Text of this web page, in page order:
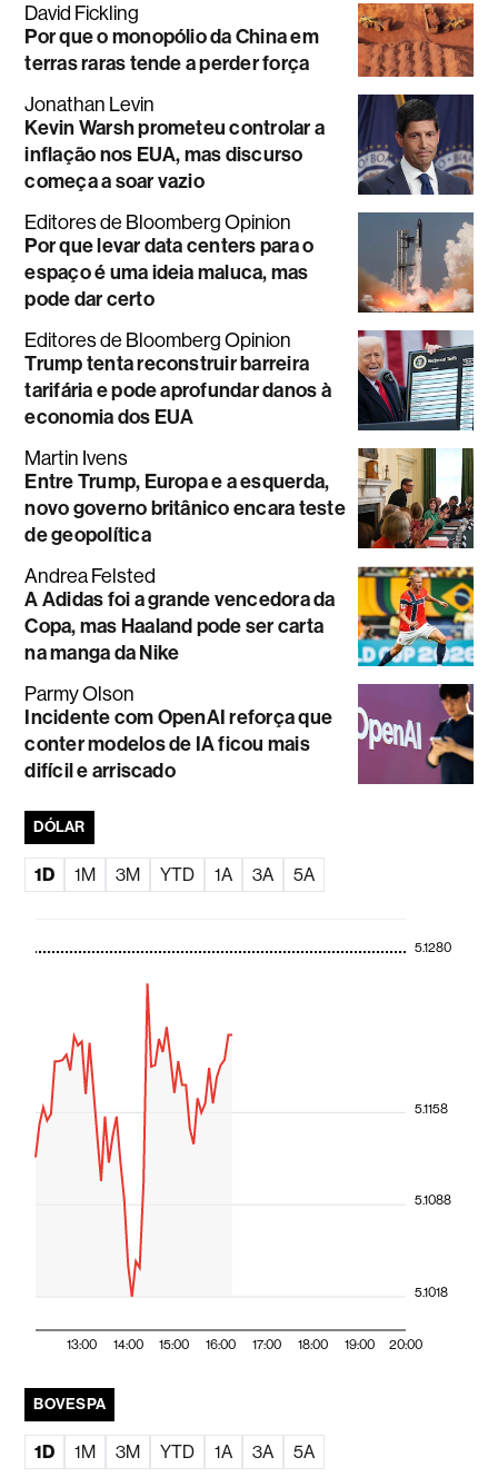
David Fickling
Por que o monopólio da China em
terras raras tende a perder força
Jonathan Levin
Kevin Warsh prometeu controlar a
inflação nos EUA, mas discurso
começa a soar vazio
Editores de Bloomberg Opinion
Por que levar data centers para o
espaço é uma ideia maluca, mas
pode dar certo
Editores de Bloomberg Opinion
Trump tenta reconstruir barreira
tarifária e pode aprofundar danos à
economia dos EUA
Martin Ivens
Entre Trump, Europa e a esquerda,
novo governo britânico encara teste
de geopolítica
Andrea Felsted
A Adidas foi a grande vencedora da
Copa, mas Haaland pode ser carta
na manga da Nike
Parmy Olson
Incidente com OpenAI reforça que
conter modelos de IA ficou mais
difícil e arriscado
DÓLAR
1D 1M 3M YTD 1A 3A 5A
13:00 14:00 15:00 16:00 17:00 18:00 19:00 20:00
5.1018
5.1088
5.1158
5.1280
BOVESPA
1D 1M 3M YTD 1A 3A 5A